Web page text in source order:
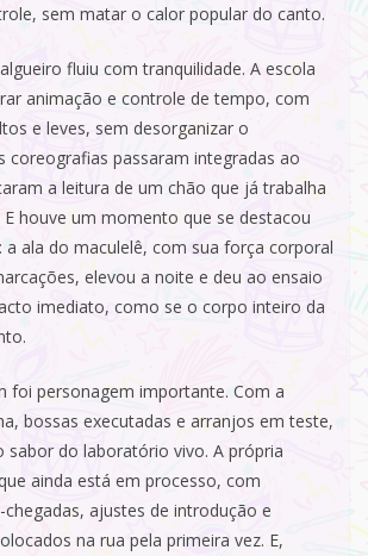
sem matar o calor popular do canto.
fluiu com tranquilidade. A escola
animação e controle de tempo, com
e leves, sem desorganizar o
coreografias passaram integradas ao
a leitura de um chão que já trabalha
houve um momento que se destacou
ala do maculelê, com sua força corporal
elevou a noite e deu ao ensaio
imediato, como se o corpo inteiro da
foi personagem importante. Com a
bossas executadas e arranjos em teste,
sabor do laboratório vivo. A própria
ainda está em processo, com
ajustes de introdução e
na rua pela primeira vez. E,